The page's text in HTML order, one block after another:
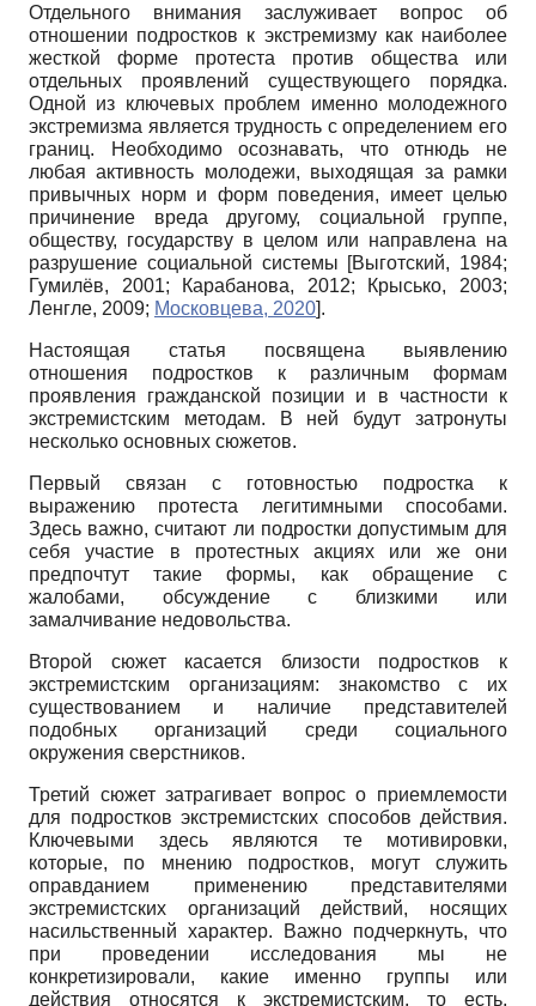
Отдельного внимания заслуживает вопрос об
отношении подростков к экстремизму как наиболее
жесткой форме протеста против общества или
отдельных проявлений существующего порядка.
Одной из ключевых проблем именно молодежного
экстремизма является трудность с определением его
границ. Необходимо осознавать, что отнюдь не
любая активность молодежи, выходящая за рамки
привычных норм и форм поведения, имеет целью
причинение вреда другому, социальной группе,
обществу, государству в целом или направлена на
разрушение социальной системы [Выготский, 1984;
Гумилёв, 2001; Карабанова, 2012; Крысько, 2003;
Ленгле, 2009; Московцева, 2020].
Настоящая статья посвящена выявлению
отношения подростков к различным формам
проявления гражданской позиции и в частности к
экстремистским методам. В ней будут затронуты
несколько основных сюжетов.
Первый связан с готовностью подростка к
выражению протеста легитимными способами.
Здесь важно, считают ли подростки допустимым для
себя участие в протестных акциях или же они
предпочтут такие формы, как обращение с
жалобами, обсуждение с близкими или
замалчивание недовольства.
Второй сюжет касается близости подростков к
экстремистским организациям: знакомство с их
существованием и наличие представителей
подобных организаций среди социального
окружения сверстников.
Третий сюжет затрагивает вопрос о приемлемости
для подростков экстремистских способов действия.
Ключевыми здесь являются те мотивировки,
которые, по мнению подростков, могут служить
оправданием применению представителями
экстремистских организаций действий, носящих
насильственный характер. Важно подчеркнуть, что
при проведении исследования мы не
конкретизировали, какие именно группы или
действия относятся к экстремистским, то есть,